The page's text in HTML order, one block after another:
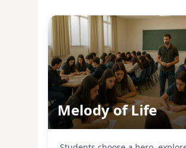
Melody of Life